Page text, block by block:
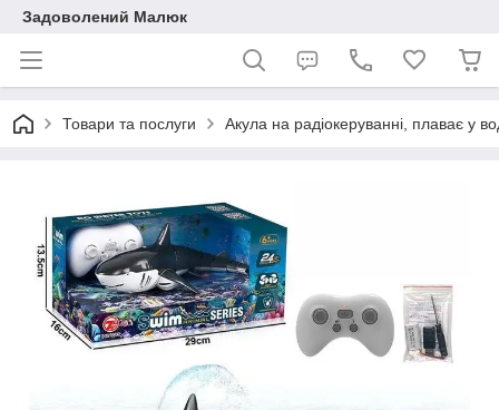
Задоволений Малюк
Товари та послуги Акула на радіокеруванні, плаває у